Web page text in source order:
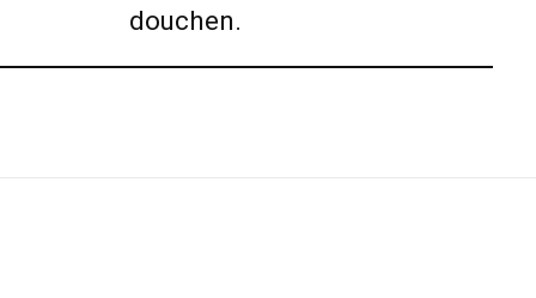
douchen.